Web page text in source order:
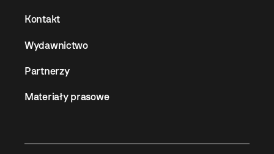
Kontakt
Wydawnictwo
Partnerzy
Materiały prasowe